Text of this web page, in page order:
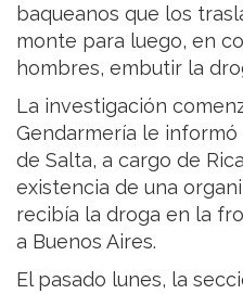
baqueanos que los
monte para luego, en
hombres, embutir la
La investigación
Gendarmería le informó
de Salta, a cargo de
existencia de una
recibía la droga en la
a Buenos Aires.
El pasado lunes, la